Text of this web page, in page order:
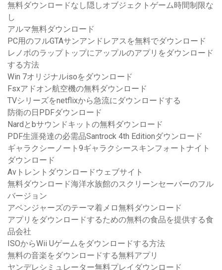
無料ダウンロードなし隠しオブジェクトゲーム時間制限な
し
アルマ無料ダウンロード
PC用のフルGTAサンアンドレアスを無料でダウンロード
レノボのラップトップにアップルのアプリをダウンロード
する方法
Win 7オリジナルisoをダウンロード
Fsxアドオン航空機の無料ダウンロード
TVシリーズをnetflixから急流にダウンロードする
防衛の日PDFダウンロード
Nardとbサウンドキットの無料ダウンロード
PDF生涯発達の必需品Santrock 4th Editionダウンロード
ギャラクシーノート9ギャラクシースキンフォートナイト
ダウンロード
Avトレントダウンロードウェブサイト
無料ダウンロード海洋水族館のスクリーンセーバーのフル
バージョン
アベンジャーズのテーマ着メロ無料ダウンロード
アプリをダウンロードするための無料の食品を提供する食
品会社
ISOからWii Uゲームをダウンロードする方法
無料の音楽をダウンロードする無料アプリ
ヤンデレシミュレーター無料プレイダウンロード